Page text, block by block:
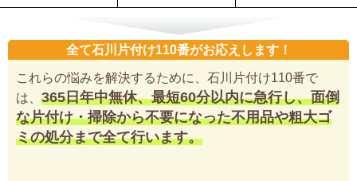
全て石川片付け110番がお応えします！
これらの悩みを解決するために、石川片付け110番で
は、 365日年中無休、最短60分以内に急行し、面倒
な片付け・掃除から不要になった不用品や粗大ゴ
ミの処分まで全て行います。